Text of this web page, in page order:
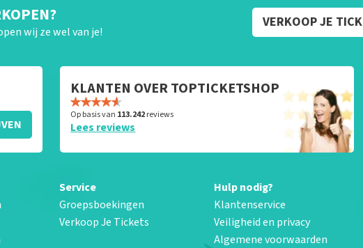
wij ze wel van je!
VERKOOP JE
KLANTEN OVER TOPTICKETSHOP
Op basis van 113.242reviews
Lees reviews
Service
Groepsboekingen
Verkoop Je Tickets
Hulp nodig?
Klantenservice
Veiligheid en privacy
Algemene voorwaarden